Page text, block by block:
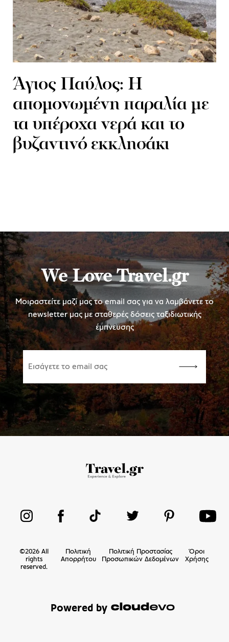
Άγιος Παύλος: Η
απομονωμένη παραλία με
τα υπέροχα νερά και το
βυζαντινό εκκλησάκι
We Love Travel.gr
Μοιραστείτε μαζί μας το email σας για να λαμβάνετε το
newsletter μας με σταθερές δόσεις ταξιδιωτικής
έμπνευσης
©2026 All
rights
reserved.
Πολιτική
Απορρήτου
Πολιτική Προστασίας
Προσωπικών Δεδομένων
Όροι
Χρήσης
Powered by